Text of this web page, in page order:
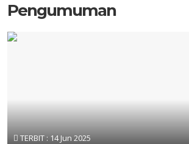
Pengumuman
TERBIT : 14 Jun 2025